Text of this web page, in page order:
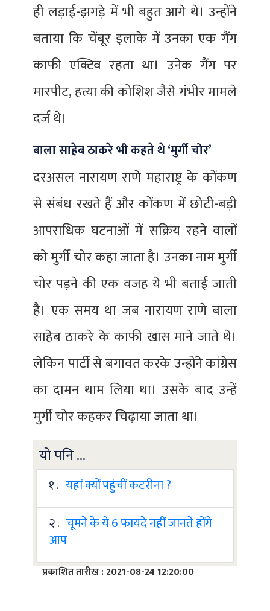
ही लड़ाई-झगड़े में भी बहुत आगे थे। उन्होंने
बताया कि चेंबूर इलाके में उनका एक गैंग
काफी एक्टिव रहता था। उनेक गैंग पर
मारपीट, हत्या की कोशिश जैसे गंभीर मामले
दर्ज थे।
बाला साहेब ठाकरे भी कहते थे ‘मुर्गी चोर’
दरअसल नारायण राणे महाराष्ट्र के कोंकण
से संबंध रखते हैं और कोंकण में छोटी-बड़ी
आपराधिक घटनाओं में सक्रिय रहने वालों
को मुर्गी चोर कहा जाता है। उनका नाम मुर्गी
चोर पड़ने की एक वजह ये भी बताई जाती
है। एक समय था जब नारायण राणे बाला
साहेब ठाकरे के काफी खास माने जाते थे।
लेकिन पार्टी से बगावत करके उन्होंने कांग्रेस
का दामन थाम लिया था। उसके बाद उन्हें
मुर्गी चोर कहकर चिढ़ाया जाता था।
यो पनि ...
१ . यहां क्यों पहुंचीं कटरीना ?
२ . चूमने के ये 6 फायदे नहीं जानते होंगे
आप
प्रकाशित तारीख : 2021-08-24 12:20:00